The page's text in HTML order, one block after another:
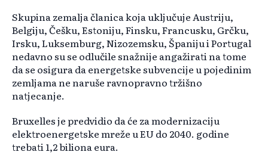
Skupina zemalja članica koja uključuje Austriju,
Belgiju, Češku, Estoniju, Finsku, Francusku, Grčku,
Irsku, Luksemburg, Nizozemsku, Španiju i Portugal
nedavno su se odlučile snažnije angažirati na tome
da se osigura da energetske subvencije u pojedinim
zemljama ne naruše ravnopravno tržišno
natjecanje.
Bruxelles je predvidio da će za modernizaciju
elektroenergetske mreže u EU do 2040. godine
trebati 1,2 biliona eura.